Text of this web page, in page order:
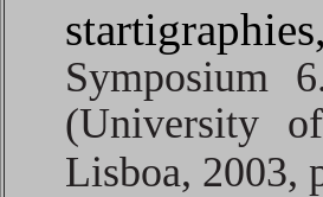
Symposium
(University
Lisboa, 2003,